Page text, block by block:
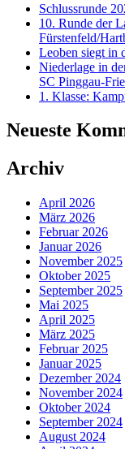
Schlussrunde
10. Runde der
Fürstenfeld/
Leoben siegt in
Niederlage in
SC Pinggau-
1. Klasse:
Neueste
Archiv
April 2026
März 2026
Februar 2026
Januar 2026
November 2025
Oktober 2025
September 2025
Mai 2025
April 2025
März 2025
Februar 2025
Januar 2025
Dezember 2024
November 2024
Oktober 2024
September 2024
August 2024